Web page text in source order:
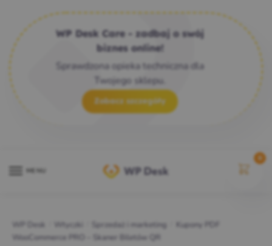
WP Desk Care - zadbaj o swój
biznes online!
Sprawdzona opieka techniczna dla
Twojego sklepu.
Zobacz szczegóły
WP Desk Wtyczki Sprzedaż i marketing
Kupony PDF
WooCommerce PRO – Skaner Biletów QR